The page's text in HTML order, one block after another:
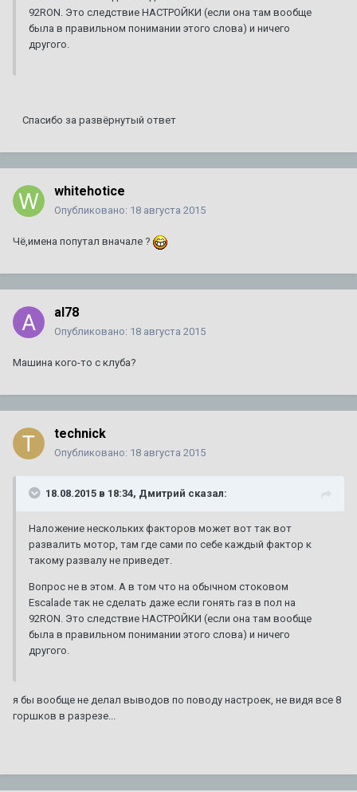
92RON. Это следствие НАСТРОЙКИ (если она там вообще
была в правильном понимании этого слова) и ничего
другого.
Спасибо за развёрнутый ответ
whitehotice
Опубликовано: 18 августа 2015
Чё,имена попутал вначале ?
al78
Опубликовано: 18 августа 2015
Машина кого-то с клуба?
technick
Опубликовано: 18 августа 2015
18.08.2015 в 18:34, Дмитрий сказал:
Наложение нескольких факторов может вот так вот
развалить мотор, там где сами по себе каждый фактор к
такому развалу не приведет.
Вопрос не в этом. А в том что на обычном стоковом
Escalade так не сделать даже если гонять газ в пол на
92RON. Это следствие НАСТРОЙКИ (если она там вообще
была в правильном понимании этого слова) и ничего
другого.
я бы вообще не делал выводов по поводу настроек, не видя все 8
горшков в разрезе...